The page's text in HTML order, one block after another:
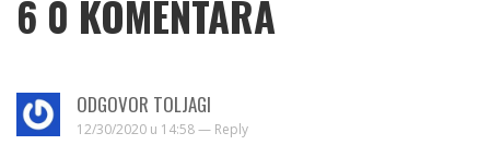
6 0 KOMENTARA
ODGOVOR TOLJAGI
12/30/2020 u 14:58 — Reply